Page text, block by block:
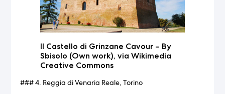
Il Castello di Grinzane Cavour – By
Sbisolo (Own work), via Wikimedia
Creative Commons
### 4. Reggia di Venaria Reale, Torino